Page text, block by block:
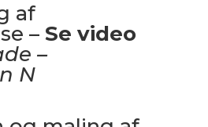
af
– Se video
–
N